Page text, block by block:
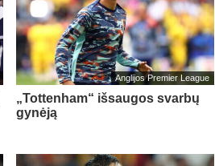
Anglijos Premier League
„Tottenham“ išsaugos svarbų
gynėją